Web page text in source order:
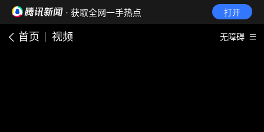
· 获取全网一手热点 打开
首页 视频 无障碍